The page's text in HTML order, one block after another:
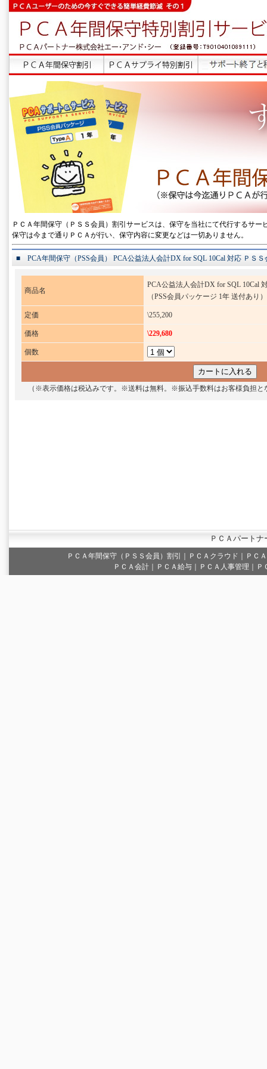
ＰＣＡ年間保守（ＰＳＳ会員）割引サービスは、保守を当社にて代行するサー
保守は今まで通りＰＣＡが行い、保守内容に変更などは一切ありません。
■ PCA年間保守（PSS会員） PCA公益法人会計DX for SQL 10Cal 対応 ＰＳ
商品名
PCA公益法人会計DX for SQL 10Cal
（PSS会員パッケージ 1年 送付あり）
定価 \255,200
価格 \229,680
個数
（※表示価格は税込みです。※送料は無料。※振込手数料はお客様負担と
ＰＣＡパート
ＰＣＡ年間保守（ＰＳＳ会員）割引 ＰＣＡクラウド
ＰＣ
ＰＣＡ会計｜ＰＣＡ給与｜ＰＣＡ人事管理｜